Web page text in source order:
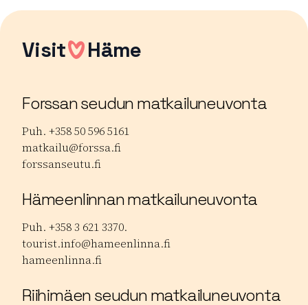
Visit Häme
Forssan seudun matkailuneuvonta
Puh. +358 50 596 5161
matkailu@forssa.fi
forssanseutu.fi
Hämeenlinnan matkailuneuvonta
Puh. +358 3 621 3370.
tourist.info@hameenlinna.fi
hameenlinna.fi
Riihimäen seudun matkailuneuvonta